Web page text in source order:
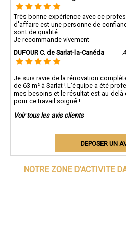
Très bonne expérience avec ce
d'affaire est une personne de
sont de qualité.
Je recommande vivement
DUFOUR C. de Sarlat-la-Canéda
Je suis ravie de la rénovation
de 63 m² à Sarlat ! L’équipe a été
mes besoins et le résultat est au-delà
pour ce travail soigné !
Voir tous les avis clients
DEPOSER UN
NOTRE ZONE D'ACTIVITE